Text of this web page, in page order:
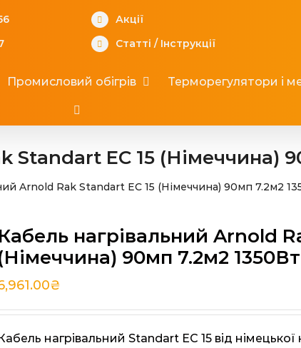
Акції
Статті / Інструкції
Промисловий обігрів Терморегулятори і
Standart EС 15 (Німеччина)
Arnold Rak Standart EС 15 (Німеччина) 90мп 7.2м2
Кабель нагрівальний Arnold
90мп 7.2м2 1350Вт
₴
нагрівальний Standart EС 15 від